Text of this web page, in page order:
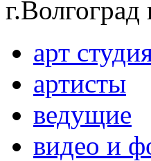
арт
артисты
ведущие
видео и